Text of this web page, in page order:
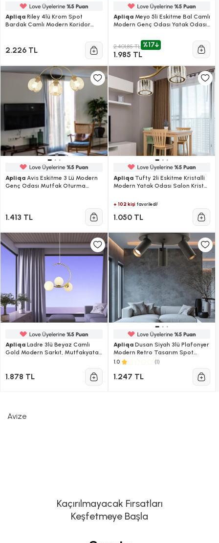
Apliqa Riley 4lü Krom Spot
Bardak Camlı Modern Koridor
2.226 TL
ApliqaMeyo 5li Eskitme Bal Camlı
Modern Genç Odası Yatak Odası
2.401,85 TL %17
1.985 TL
Apliqa Avis Eskitme 3 Lü Modern
Genç Odası Mutfak Oturma
1.413 TL
ApliqaTufty 2li Eskitme Kristalli
Modern Yatak Odası Salon Kristal
+ 102 kişifavoriledi!
1.050 TL
Apliqa Ladre 3lü Beyaz Camlı
Gold Modern Sarkıt, Mutfakyatak
1.878 TL
ApliqaDusan Siyah 3lü Plafonyer
Modern Retro Tasarım Spot
Avize
1.0 (1)
1.247 TL
Avize
Kaçırılmayacak Fırsatları
Keşfetmeye Başla